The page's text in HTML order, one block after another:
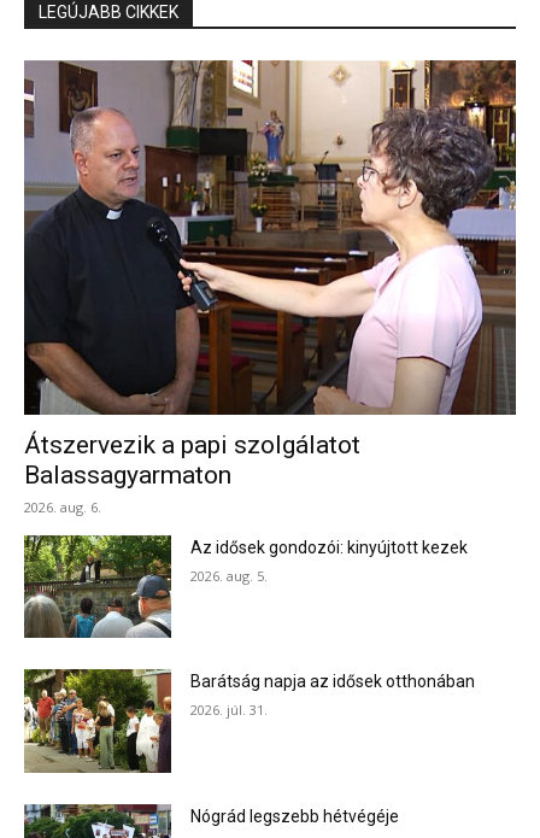
LEGÚJABB CIKKEK
Átszervezik a papi szolgálatot
Balassagyarmaton
2026. aug. 6.
Az idősek gondozói: kinyújtott kezek
2026. aug. 5.
Barátság napja az idősek otthonában
2026. júl. 31.
Nógrád legszebb hétvégéje